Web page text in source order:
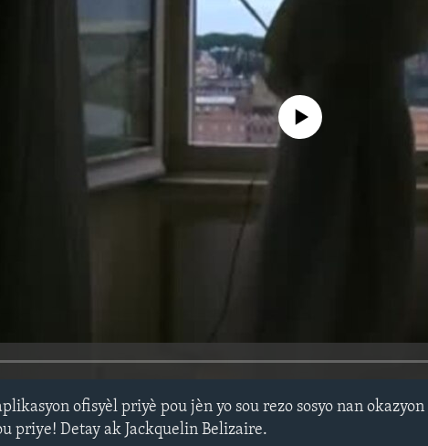
No media source currently
ofisyèl priyè pou jèn yo sou rezo sosyo nan
priye! Detay ak Jackquelin Belizaire.